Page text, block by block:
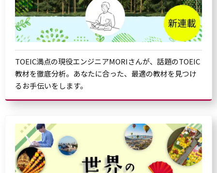
TOEIC満点の現役エンジニアMORIさんが、話題のTOEIC
教材を徹底分析。あなたに合った、最適の教材を見つけ
るお手伝いをします。